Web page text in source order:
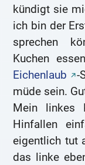
kündigt sie
ich bin der
sprechen
Kuchen
Eichenlaub
-
müde sein.
Mein linkes
Hinfallen
eigentlich tut
das linke